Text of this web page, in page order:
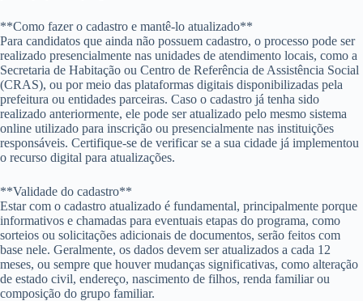
**Como fazer o cadastro e mantê-lo atualizado**
Para candidatos que ainda não possuem cadastro, o processo pode ser
realizado presencialmente nas unidades de atendimento locais, como a
Secretaria de Habitação ou Centro de Referência de Assistência Social
(CRAS), ou por meio das plataformas digitais disponibilizadas pela
prefeitura ou entidades parceiras. Caso o cadastro já tenha sido
realizado anteriormente, ele pode ser atualizado pelo mesmo sistema
online utilizado para inscrição ou presencialmente nas instituições
responsáveis. Certifique-se de verificar se a sua cidade já implementou
o recurso digital para atualizações.
**Validade do cadastro**
Estar com o cadastro atualizado é fundamental, principalmente porque
informativos e chamadas para eventuais etapas do programa, como
sorteios ou solicitações adicionais de documentos, serão feitos com
base nele. Geralmente, os dados devem ser atualizados a cada 12
meses, ou sempre que houver mudanças significativas, como alteração
de estado civil, endereço, nascimento de filhos, renda familiar ou
composição do grupo familiar.